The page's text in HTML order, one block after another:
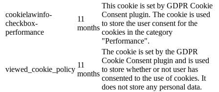
cookielawinfo-
checkbox-
performance
11
months
This cookie is set by GDPR Cookie
Consent plugin. The cookie is used
to store the user consent for the
cookies in the category
"Performance".
viewed_cookie_policy
11
months
The cookie is set by the GDPR
Cookie Consent plugin and is used
to store whether or not user has
consented to the use of cookies. It
does not store any personal data.